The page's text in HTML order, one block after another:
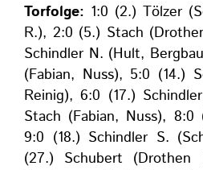
Torfolge: 1:0 (2.) Tölzer
R.), 2:0 (5.) Stach
Schindler N. (Hult,
(Fabian, Nuss), 5:0 (14.)
Reinig), 6:0 (17.)
Stach (Fabian, Nuss), 8:0
9:0 (18.) Schindler S.
(27.) Schubert (Drothen